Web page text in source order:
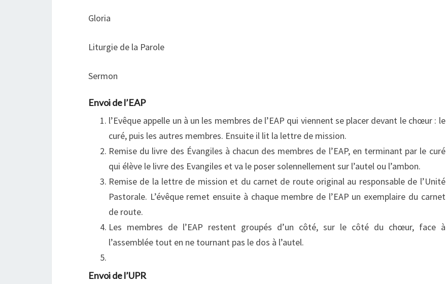
Gloria
Liturgie de la Parole
Sermon
Envoi de l’EAP
l’Evêque appelle un à un les membres de l’EAP qui viennent se placer devant le chœur : le
curé, puis les autres membres. Ensuite il lit la lettre de mission.
Remise du livre des Évangiles à chacun des membres de l’EAP, en terminant par le curé
qui élève le livre des Evangiles et va le poser solennellement sur l’autel ou l’ambon.
Remise de la lettre de mission et du carnet de route original au responsable de l’Unité
Pastorale. L’évêque remet ensuite à chaque membre de l’EAP un exemplaire du carnet
de route.
Les membres de l’EAP restent groupés d’un côté, sur le côté du chœur, face à
l’assemblée tout en ne tournant pas le dos à l’autel.
Envoi de l’UPR